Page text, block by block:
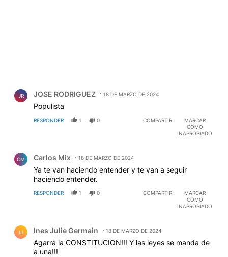
JR JOSE RODRIGUEZ 18 DE MARZO DE 2024
Populista
RESPONDER 1 0 COMPARTIR
MARCAR
COMO
INAPROPIADO
CM Carlos Mix 18 DE MARZO DE 2024
Ya te van haciendo entender y te van a seguir
haciendo entender.
RESPONDER 1 0 COMPARTIR
MARCAR
COMO
INAPROPIADO
IJ Ines Julie Germain 18 DE MARZO DE 2024
Agarrá la CONSTITUCION!!! Y las leyes se manda de
a una!!!